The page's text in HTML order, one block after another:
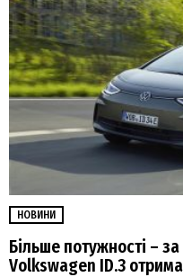
НОВИНИ
Більше потужності –
Volkswagen ID.3